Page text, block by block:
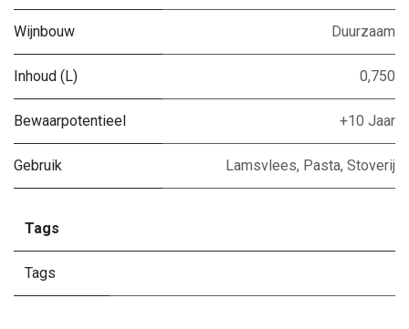
Wijnbouw Duurzaam
Inhoud (L) 0,750
Bewaarpotentieel +10 Jaar
Gebruik Lamsvlees, Pasta, Stoverij
Tags
Tags